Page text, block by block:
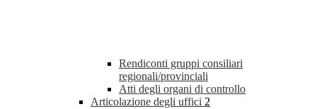
Rendiconti gruppi consiliari
regionali/provinciali
Atti degli organi di controllo
Articolazione degli uffici 2